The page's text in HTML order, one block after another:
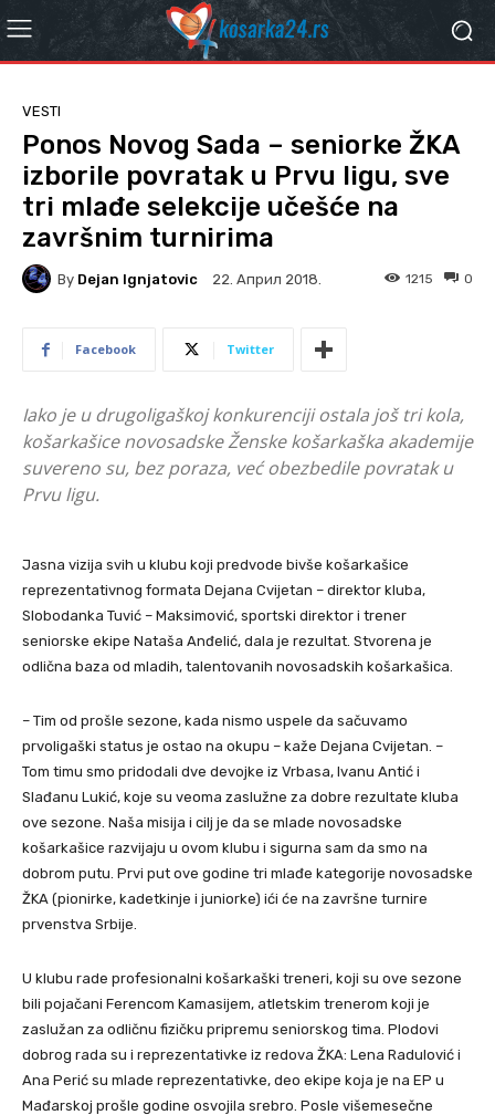
VESTI
Ponos Novog Sada – seniorke ŽKA
izborile povratak u Prvu ligu, sve
tri mlađe selekcije učešće na
završnim turnirima
By Dejan Ignjatovic 22. Април 2018. 0
1215
Facebook Twitter
Iako je u drugoligaškoj konkurenciji ostala još tri kola,
košarkašice novosadske Ženske košarkaška akademije
suvereno su, bez poraza, već obezbedile povratak u
Prvu ligu.
Jasna vizija svih u klubu koji predvode bivše košarkašice
reprezentativnog formata Dejana Cvijetan – direktor kluba,
Slobodanka Tuvić – Maksimović, sportski direktor i trener
seniorske ekipe Nataša Anđelić, dala je rezultat. Stvorena je
odlična baza od mladih, talentovanih novosadskih košarkašica.
– Tim od prošle sezone, kada nismo uspele da sačuvamo
prvoligaški status je ostao na okupu – kaže Dejana Cvijetan. –
Tom timu smo pridodali dve devojke iz Vrbasa, Ivanu Antić i
Slađanu Lukić, koje su veoma zaslužne za dobre rezultate kluba
ove sezone. Naša misija i cilj je da se mlade novosadske
košarkašice razvijaju u ovom klubu i sigurna sam da smo na
dobrom putu. Prvi put ove godine tri mlađe kategorije novosadske
ŽKA (pionirke, kadetkinje i juniorke) ići će na završne turnire
prvenstva Srbije.
U klubu rade profesionalni košarkaški treneri, koji su ove sezone
bili pojačani Ferencom Kamasijem, atletskim trenerom koji je
zaslužan za odličnu fizičku pripremu seniorskog tima. Plodovi
dobrog rada su i reprezentativke iz redova ŽKA: Lena Radulović i
Ana Perić su mlade reprezentativke, deo ekipe koja je na EP u
Mađarskoj prošle godine osvojila srebro. Posle višemesečne